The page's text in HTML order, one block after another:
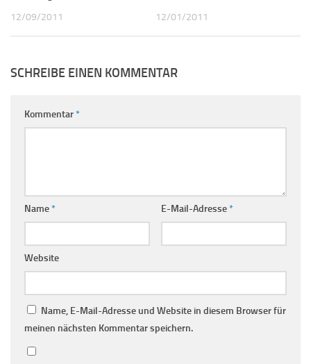
12/09/2011 12/01/2011
SCHREIBE EINEN KOMMENTAR
Kommentar*
Name* E-Mail-Adresse*
Website
Name, E-Mail-Adresse und Website in diesem Browser für
meinen nächsten Kommentar speichern.